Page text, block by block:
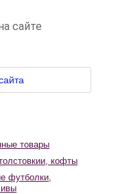
сайте
товары
кофты
футболки,